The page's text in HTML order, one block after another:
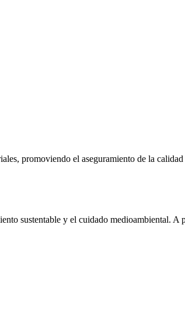
promoviendo el aseguramiento de la
sustentable y el cuidado medioambiental. A